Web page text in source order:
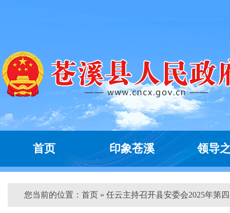
首页 印象苍溪 领导
您当前的位置： 首页 » 任云主持召开县安委会2025年第